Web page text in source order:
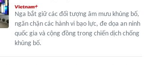
Nga bắt giữ các đối tượng âm mưu khủng bố,
ngăn chặn các hành vi bạo lực, đe dọa an ninh
quốc gia và cộng đồng trong chiến dịch chống
khủng bố.